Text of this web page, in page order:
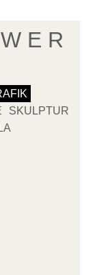
W E R
SKULPTUR